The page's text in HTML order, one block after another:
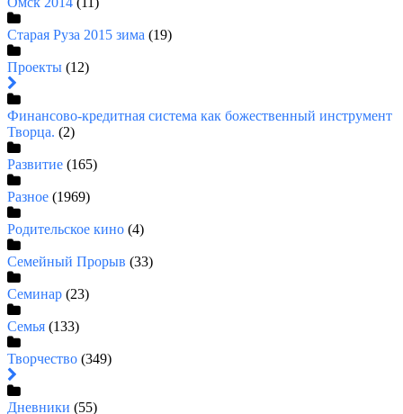
Старая Руза 2015 зима (19)
Проекты (12)
Финансово-кредитная система как божественный инструмент
Творца. (2)
Развитие (165)
Разное (1969)
Родительское кино (4)
Семейный Прорыв (33)
Семинар (23)
Семья (133)
Творчество (349)
Дневники (55)